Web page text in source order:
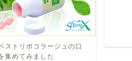
ストリポコラージュの口
集めてみました